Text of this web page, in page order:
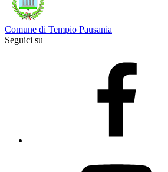
Comune di Tempio Pausania
Seguici su